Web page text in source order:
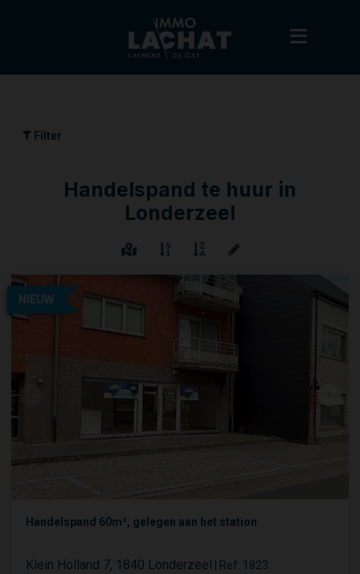
Filter
Handelspand te huur in
Londerzeel
NIEUW
Handelspand 60m², gelegen aan het station
Klein Holland 7, 1840 Londerzeel Ref: 1823